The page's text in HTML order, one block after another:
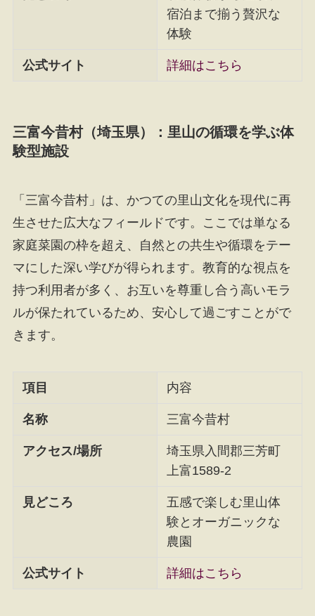
宿泊まで揃う贅沢な
体験
公式サイト 詳細はこちら
三富今昔村（埼玉県）：里山の循環を学ぶ体
験型施設
「三富今昔村」は、かつての里山文化を現代に再
生させた広大なフィールドです。ここでは単なる
家庭菜園の枠を超え、自然との共生や循環をテー
マにした深い学びが得られます。教育的な視点を
持つ利用者が多く、お互いを尊重し合う高いモラ
ルが保たれているため、安心して過ごすことがで
きます。
項目 内容
名称 三富今昔村
アクセス/場所
埼玉県入間郡三芳町
上富1589-2
見どころ
五感で楽しむ里山体
験とオーガニックな
農園
公式サイト 詳細はこちら